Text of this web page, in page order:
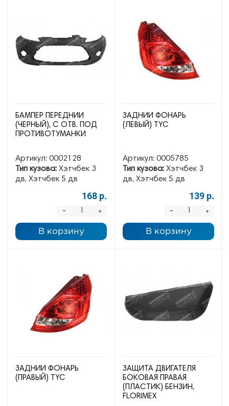
БАМПЕР ПЕРЕДНИЙ
(ЧЕРНЫЙ), С ОТВ. ПОД
ПРОТИВОТУМАНКИ
Артикул: 0002128
Тип кузова: Хэтчбек 3
дв, Хэтчбек 5 дв
168 р.
+
-
В корзину
ЗАДНИЙ ФОНАРЬ
(ЛЕВЫЙ) TYC
Артикул: 0005785
Тип кузова: Хэтчбек 3
дв, Хэтчбек 5 дв
139 р.
+
-
В корзину
ЗАДНИЙ ФОНАРЬ
(ПРАВЫЙ) TYC
ЗАЩИТА ДВИГАТЕЛЯ
БОКОВАЯ ПРАВАЯ
(ПЛАСТИК) БЕНЗИН,
FLORIMEX